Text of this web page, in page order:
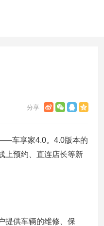
车享家4.0。4.0版本的
上预约、直连店长等新
供车辆的维修、保